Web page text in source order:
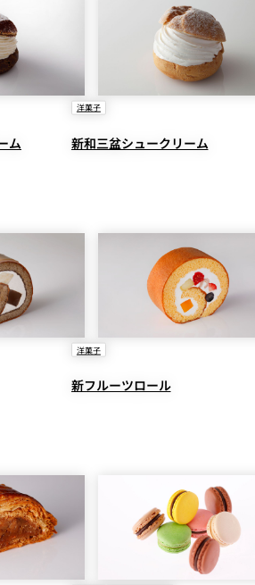
ム
洋菓子
新和三盆シュークリーム
洋菓子
新フルーツロール